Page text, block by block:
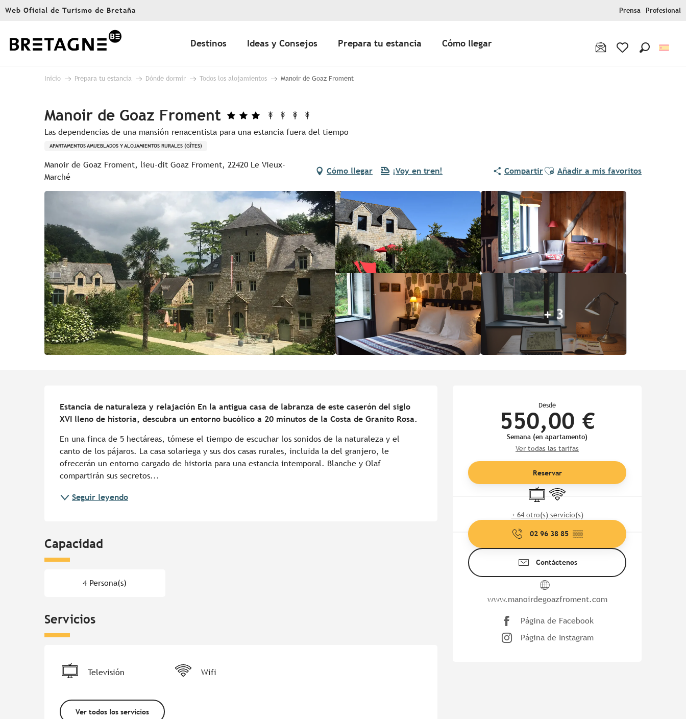
Aller
principal
Web Oficial de Turismo de Bretaña Prensa Profesional
Destinos Ideas y Consejos Prepara tu estancia Cómo llegar
Inicio Prepara tu estancia Dónde dormir Todos los alojamientos Manoir de Goaz Froment
Manoir de Goaz Froment
Las dependencias de una mansión renacentista para una estancia fuera del tiempo
APARTAMENTOS AMUEBLADOS Y ALOJAMIENTOS RURALES (GÎTES)
Manoir de Goaz Froment, lieu-dit Goaz Froment, 22420 Le Vieux-
Marché
Cómo llegar ¡Voy en tren! CompartirAjouter aux favoris
Añadir a mis favoritos
+ 3
Desde
550,00 €
Semana (en apartamento)
Ver todas las tarifas
Reservar
Televisión
Wifi
+ 64 otro(s) servicio(s)
02 96 38 85 ▒▒
Contáctenos
www.manoirdegoazfroment.com
Página de Facebook
Página de Instagram
Estancia de naturaleza y relajación En la antigua casa de labranza de este caserón del siglo
XVI lleno de historia, descubra un entorno bucólico a 20 minutos de la Costa de Granito Rosa.
En una finca de 5 hectáreas, tómese el tiempo de escuchar los sonidos de la naturaleza y el
canto de los pájaros. La casa solariega y sus dos casas rurales, incluida la del granjero, le
ofrecerán un entorno cargado de historia para una estancia intemporal. Blanche y Olaf
compartirán sus secretos...
Seguir leyendo
Capacidad
4 Persona(s)
Servicios
Televisión Wifi
Ver todos los servicios